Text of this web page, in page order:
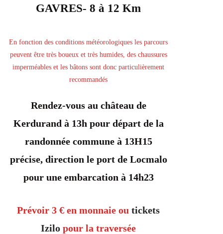
GAVRES- 8 à 12 Km
En fonction des conditions météorologiques les parcours
peuvent être très boueux et très humides, des chaussures
imperméables et les bâtons sont donc particulièrement
recommandés
Rendez-vous au château de
Kerdurand à 13h pour départ de la
randonnée commune à 13H15
précise, direction le port de Locmalo
pour une embarcation à 14h23
Prévoir 3 € en monnaie outickets
Izilo pour la traversée